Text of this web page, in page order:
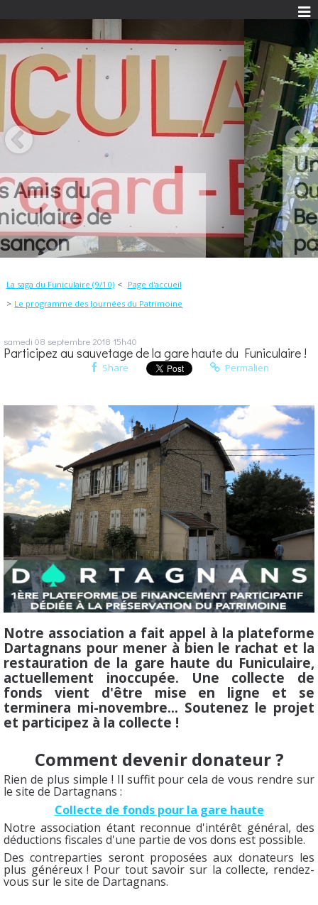
Une histoire...
Quelques idées...
Beaucoup de
passion...
La saga du Funiculaire (9/10)
Page d'accueil
Le programme des Journées du Patrimoine
samedi 08 septembre 2018 15h40
Participez au sauvetage de la gare haute du Funiculaire !
Share Permalien
Notre association a fait appel à la plateforme
Dartagnans pour mener à bien le rachat et la
restauration de la gare haute du Funiculaire,
actuellement inoccupée. Une collecte de
fonds vient d'être mise en ligne et se
terminera mi-novembre... Soutenez le projet
et participez à la collecte !
Comment devenir donateur ?
Rien de plus simple ! Il suffit pour cela de vous rendre sur
le site de Dartagnans :
Collecte de fonds pour la gare haute
Notre association étant reconnue d'intérêt général, des
déductions fiscales d'une partie de vos dons est possible.
Des contreparties seront proposées aux donateurs les
plus généreux ! Pour tout savoir sur la collecte, rendez-
vous sur le site de Dartagnans.